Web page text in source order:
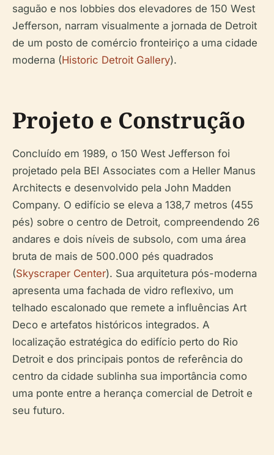
saguão e nos lobbies dos elevadores de 150 West
Jefferson, narram visualmente a jornada de Detroit
de um posto de comércio fronteiriço a uma cidade
moderna (Historic Detroit Gallery).
Projeto e Construção
Concluído em 1989, o 150 West Jefferson foi
projetado pela BEI Associates com a Heller Manus
Architects e desenvolvido pela John Madden
Company. O edifício se eleva a 138,7 metros (455
pés) sobre o centro de Detroit, compreendendo 26
andares e dois níveis de subsolo, com uma área
bruta de mais de 500.000 pés quadrados
(Skyscraper Center). Sua arquitetura pós-moderna
apresenta uma fachada de vidro reflexivo, um
telhado escalonado que remete a influências Art
Deco e artefatos históricos integrados. A
localização estratégica do edifício perto do Rio
Detroit e dos principais pontos de referência do
centro da cidade sublinha sua importância como
uma ponte entre a herança comercial de Detroit e
seu futuro.